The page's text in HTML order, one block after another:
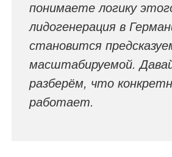
понимаете логику
лидогенерация в
становится
масштабируемой.
разберём, что
работает.